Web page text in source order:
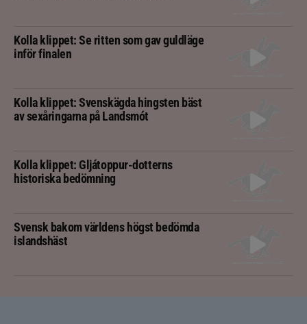
Kolla klippet: Se ritten som gav guldläge
inför finalen
Kolla klippet: Svenskägda hingsten bäst
av sexåringarna på Landsmót
Kolla klippet: Gljátoppur-dotterns
historiska bedömning
Svensk bakom världens högst bedömda
islandshäst